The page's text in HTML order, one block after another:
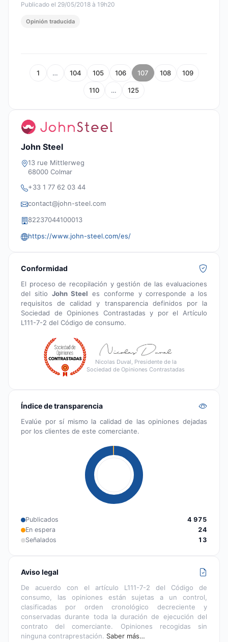
Publicado el 29/05/2018 à 19h20
Opinión traducida
1 … 104 105 106 107 108 109
110 … 125
John Steel
13 rue Mittlerweg
68000 Colmar
+33 1 77 62 03 44
contact@john-steel.com
82237044100013
https://www.john-steel.com/es/
Conformidad
El proceso de recopilación y gestión de las evaluaciones
del sitio John Steel es conforme y corresponde a los
requisitos de calidad y transparencia definidos por la
Sociedad de Opiniones Contrastadas y por el Artículo
L111-7-2 del Código de consumo.
Nicolas Duval, Presidente de la
Sociedad de Opiniones Contrastadas
Índice de transparencia
Evalúe por sí mismo la calidad de las opiniones dejadas
por los clientes de este comerciante.
Publicados
4 975
En espera
24
Señalados
13
Aviso legal
De acuerdo con el artículo L111-7-2 del Código de
consumo, las opiniones están sujetas a un control,
clasificadas por orden cronológico decreciente y
conservadas durante toda la duración de ejecución del
contrato del comerciante. Opiniones recogidas sin
ninguna contraprestación. Saber más…